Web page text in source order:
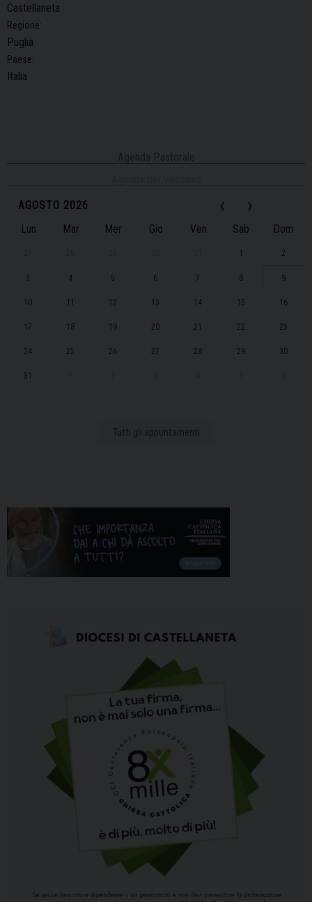
Castellaneta
Regione:
Puglia
Paese:
Italia
Agenda Pastorale
‹
AGOSTO 2026 ›
Lun Mar Mer Gio Ven Sab Dom
1 2
3 4 5 6 7 8 9
10 11 12 13 14 15 16
17 18 19 20 21 22 23
24 25 26 27 28 29 30
31
Tutti gli appuntamenti